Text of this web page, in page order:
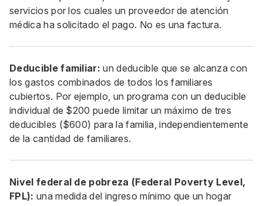
servicios por los cuales un proveedor de atención
médica ha solicitado el pago. No es una factura.
Deducible familiar: un deducible que se alcanza con
los gastos combinados de todos los familiares
cubiertos. Por ejemplo, un programa con un deducible
individual de $200 puede limitar un máximo de tres
deducibles ($600) para la familia, independientemente
de la cantidad de familiares.
Nivel federal de pobreza (Federal Poverty Level,
FPL): una medida del ingreso mínimo que un hogar